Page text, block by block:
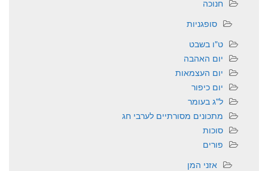
חנוכה
סופגניות
ט"ו בשבט
יום האהבה
יום העצמאות
יום כיפור
ל"ג בעומר
מתכונים מסורתיים לערבי חג
סוכות
פורים
אזני המן